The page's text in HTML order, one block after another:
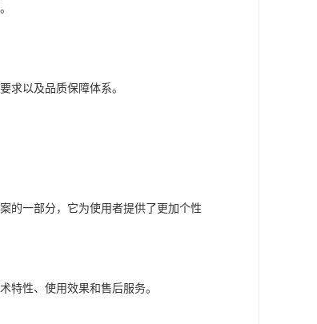
求以及品质保障体系。
的一部分，它为使用者提供了更加个性
特性、使用效果和售后服务。